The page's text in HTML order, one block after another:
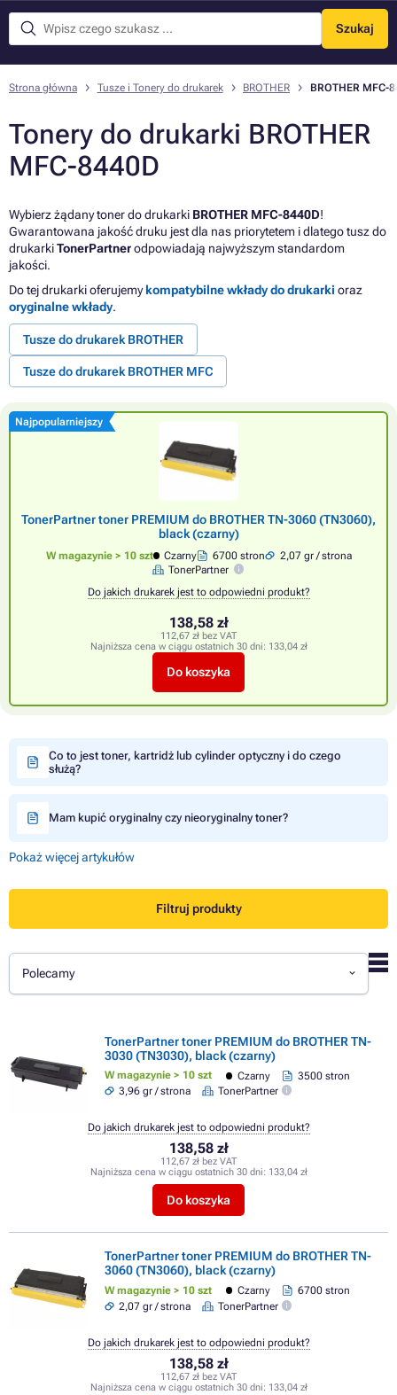
Szukaj
Menu
Strona główna Tusze i Tonery do drukarek BROTHER BROTHER MFC-
Tonery do drukarki BROTHER
MFC-8440D
Wybierz żądany toner do drukarki BROTHER MFC-8440D!
Gwarantowana jakość druku jest dla nas priorytetem i dlatego tusz do
drukarkiTonerPartnerodpowiadają najwyższym standardom
jakości.
Do tej drukarki oferujemykompatybilne wkłady do drukarki oraz
oryginalne wkłady.
Tusze do drukarek BROTHER
Tusze do drukarek BROTHER MFC
Najpopularniejszy
TonerPartner toner PREMIUM do BROTHER TN-3060 (TN3060),
black (czarny)
W magazynie > 10 szt Czarny 6700 stron
2,07 gr / strona
TonerPartner
Do jakich drukarek jest to odpowiedni produkt?
138,58 zł
112,67 zł bez VAT
Najniższa cena w ciągu ostatnich 30 dni: 133,04 zł
Do koszyka
Co to jest toner, kartridż lub cylinder optyczny i do czego
służą?
Mam kupić oryginalny czy nieoryginalny toner?
Pokaż więcej artykułów
Filtruj produkty
Polecamy
TonerPartner toner PREMIUM do BROTHER TN-
3030 (TN3030), black (czarny)
W magazynie > 10 szt Czarny
3500 stron
3,96 gr / strona
TonerPartner
138,58 zł
112,67 zł bez VAT
Najniższa cena w ciągu ostatnich 30 dni: 133,04 zł
Do koszyka
Do jakich drukarek jest to odpowiedni produkt?
TonerPartner toner PREMIUM do BROTHER TN-
3060 (TN3060), black (czarny)
W magazynie > 10 szt Czarny
6700 stron
2,07 gr / strona
TonerPartner
138,58 zł
112,67 zł bez VAT
Najniższa cena w ciągu ostatnich 30 dni: 133,04 zł
Do jakich drukarek jest to odpowiedni produkt?